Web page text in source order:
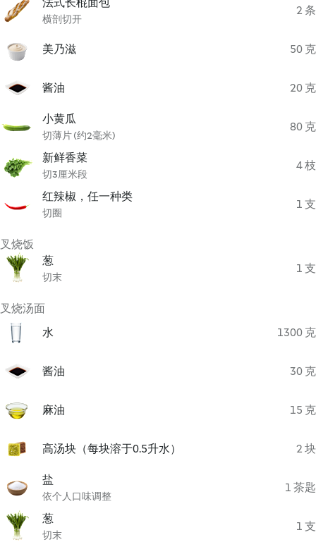
横剖切开
2 条
美乃滋 50 克
酱油 20 克
小黄瓜
切薄片 (约2毫米)
80 克
新鲜香菜
切3厘米段
4 枝
红辣椒，任一种类
切圈
1 支
叉烧饭
葱
切末
1 支
叉烧汤面
水
1300 克
酱油 30 克
麻油 15 克
高汤块（每块溶于0.5升水） 2 块
盐
依个人口味调整
1 茶匙
葱
切末
1 支